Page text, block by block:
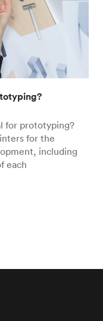
for prototyping?
for the
including
each